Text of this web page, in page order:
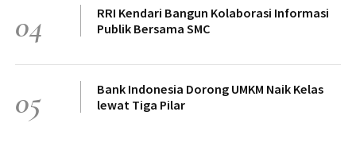
04
RRI Kendari Bangun Kolaborasi Informasi
Publik Bersama SMC
05
Bank Indonesia Dorong UMKM Naik Kelas
lewat Tiga Pilar